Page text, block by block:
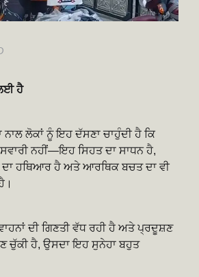
ਹੈ
ਲੋਕਾਂ ਨੂੰ ਇਹ ਦੱਸਣਾ ਚਾਹੁੰਦੀ ਹੈ ਕਿ
ਨਹੀਂ—ਇਹ ਸਿਹਤ ਦਾ ਸਾਧਨ ਹੈ,
ਦਾ ਹਥਿਆਰ ਹੈ ਅਤੇ ਆਰਥਿਕ ਬਚਤ ਦਾ ਵੀ
ਦੀ ਗਿਣਤੀ ਵੱਧ ਰਹੀ ਹੈ ਅਤੇ ਪ੍ਰਦੂਸ਼ਣ
ਚੁੱਕੀ ਹੈ, ਉਸਦਾ ਇਹ ਸੁਨੇਹਾ ਬਹੁਤ